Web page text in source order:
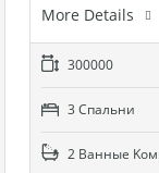
More Details
300000
3 Cпальни
2 Bанные